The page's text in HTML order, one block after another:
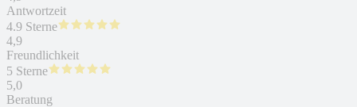
Antwortzeit
4.9 Sterne
4,9
Freundlichkeit
5 Sterne
5,0
Beratung